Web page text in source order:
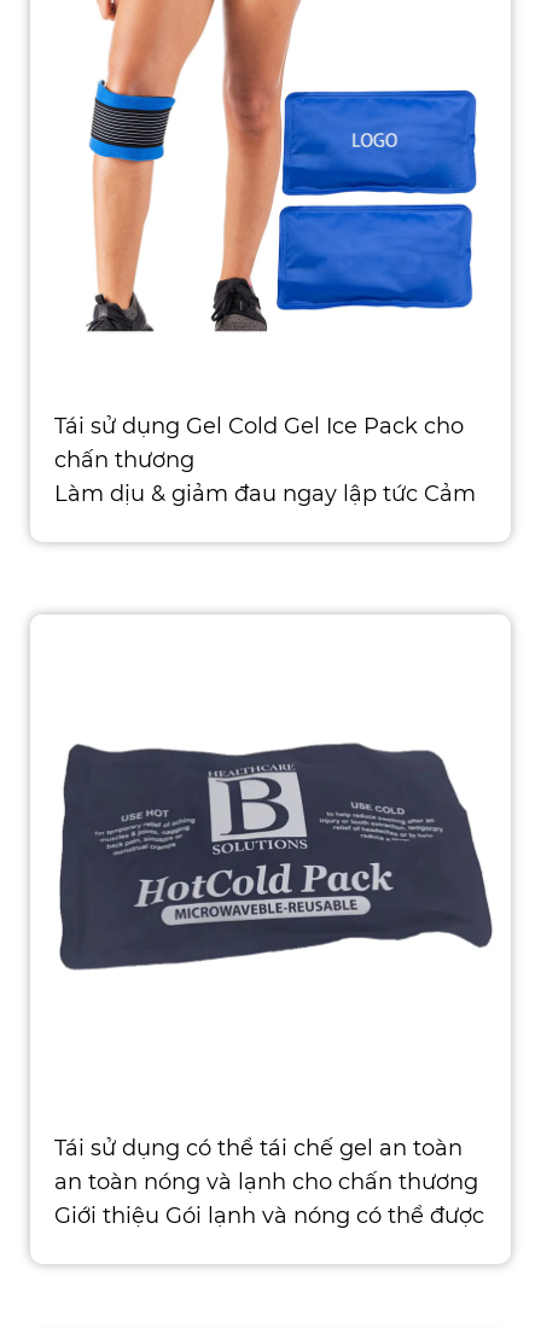
Tái sử dụng Gel Cold Gel Ice Pack cho
chấn thương
Làm dịu & giảm đau ngay lập tức Cảm
Tái sử dụng có thể tái chế gel an toàn
an toàn nóng và lạnh cho chấn thương
Giới thiệu Gói lạnh và nóng có thể được